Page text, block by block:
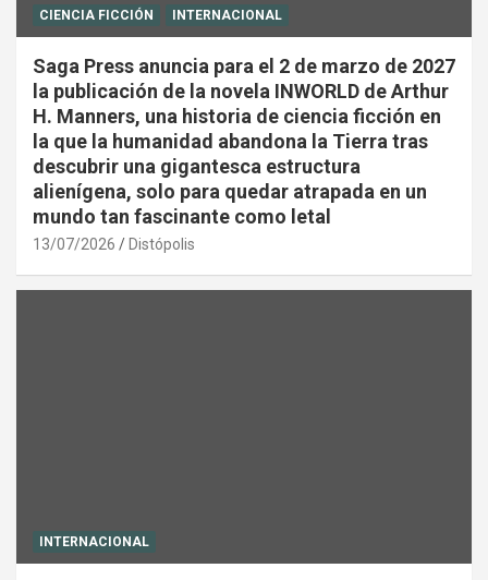
CIENCIA FICCIÓN INTERNACIONAL
Saga Press anuncia para el 2 de marzo de 2027
la publicación de la novela INWORLD de Arthur
H. Manners, una historia de ciencia ficción en
la que la humanidad abandona la Tierra tras
descubrir una gigantesca estructura
alienígena, solo para quedar atrapada en un
mundo tan fascinante como letal
13/07/2026 Distópolis
INTERNACIONAL